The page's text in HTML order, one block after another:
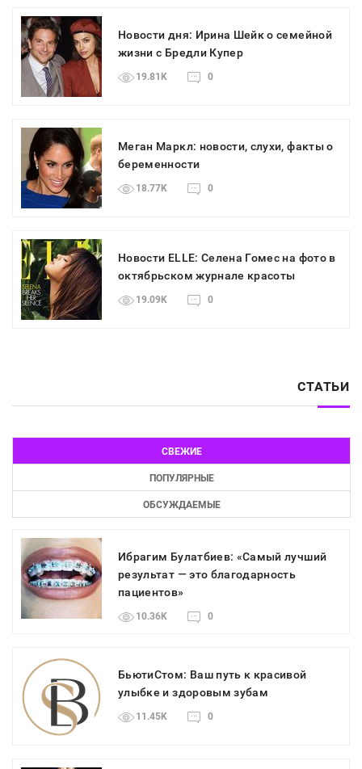
Новости дня: Ирина Шейк о семейной
жизни с Бредли Купер
19.81K 0
Меган Маркл: новости, слухи, факты о
беременности
18.77K 0
Новости ELLE: Селена Гомес на фото в
октябрьском журнале красоты
19.09K 0
СТАТЬИ
СВЕЖИЕ
ПОПУЛЯРНЫЕ
ОБСУЖДАЕМЫЕ
Ибрагим Булатбиев: «Самый лучший
результат — это благодарность
пациентов»
10.36K 0
БьютиСтом: Ваш путь к красивой
улыбке и здоровым зубам
11.45K 0